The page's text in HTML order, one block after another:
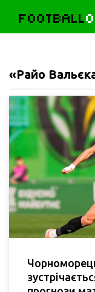
FOOTBALL
«Райо